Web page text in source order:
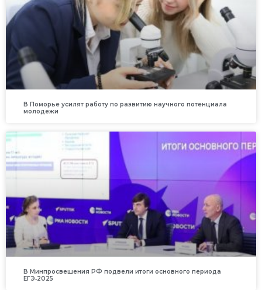
В Поморье усилят работу по развитию научного потенциала
молодежи
В Минпросвещения РФ подвели итоги основного периода
ЕГЭ‑2025